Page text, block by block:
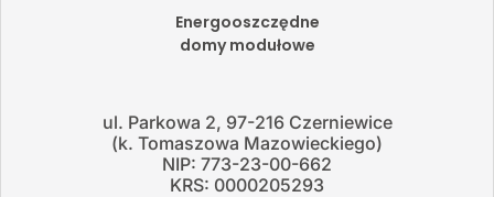
ul. Parkowa 2, 97-216 Czerniewice
(k. Tomaszowa Mazowieckiego)
NIP: 773-23-00-662
KRS: 0000205293
Energooszczędne
domy modułowe